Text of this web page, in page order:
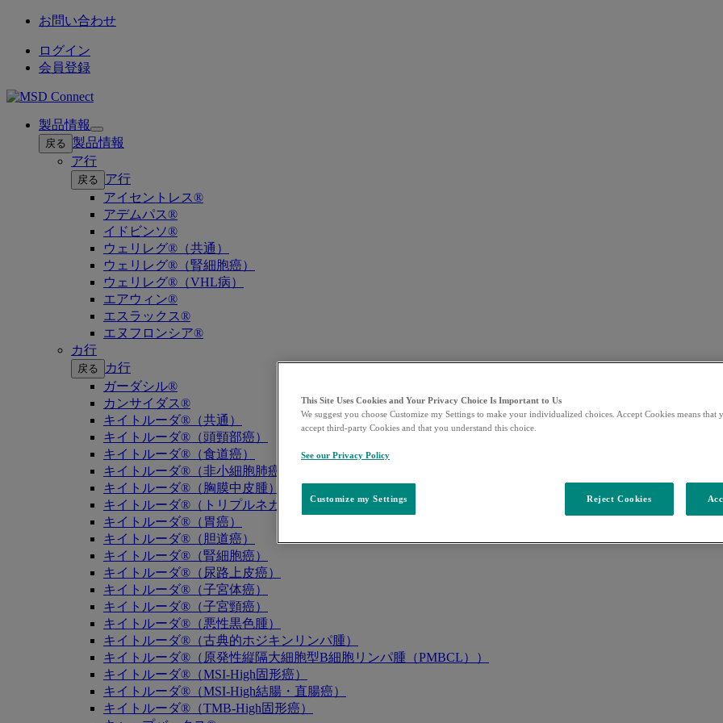
お問い合わせ
ログイン
会員登録
製品情報
Open
submenu
戻る 製品情報
ア行
戻る
ア行
アイセントレス®
アデムパス®
イドビンソ®
ウェリレグ®（共通）
ウェリレグ®（腎細胞癌）
ウェリレグ®（VHL病）
エアウィン®
エスラックス®
エヌフロンシア®
カ行
戻る
カ行
ガーダシル®
カンサイダス®
キイトルーダ®（共通）
キイトルーダ®（頭頸部癌）
キイトルーダ®（食道癌）
キイトルーダ®（非小細胞肺癌）
キイトルーダ®（胸膜中皮腫）
キイトルーダ®（トリプルネガティブ乳癌）
キイトルーダ®（胃癌）
キイトルーダ®（胆道癌）
キイトルーダ®（腎細胞癌）
キイトルーダ®（尿路上皮癌）
キイトルーダ®（子宮体癌）
キイトルーダ®（子宮頸癌）
キイトルーダ®（悪性黒色腫）
キイトルーダ®（古典的ホジキンリンパ腫）
キイトルーダ®（原発性縦隔大細胞型B細胞リンパ腫（PMBCL））
キイトルーダ®（MSI-High固形癌）
キイトルーダ®（MSI-High結腸・直腸癌）
キイトルーダ®（TMB-High固形癌）
This Site Uses Cookies and Your Privacy Choice Is Important to Us
We suggest you choose Customize my Settings to make your individualized choices. Accept Cookies means that
accept third-party Cookies and that you understand this choice.
See our Privacy Policy
Customize my Settings Reject Cookies